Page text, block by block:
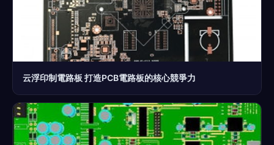
云浮印制電路板 打造PCB電路板的核心競爭力